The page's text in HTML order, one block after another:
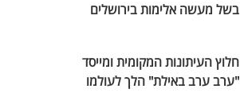
בשל מעשה אלימות בירושלים
חלוץ העיתונות המקומית ומייסד
"ערב ערב באילת" הלך לעולמו